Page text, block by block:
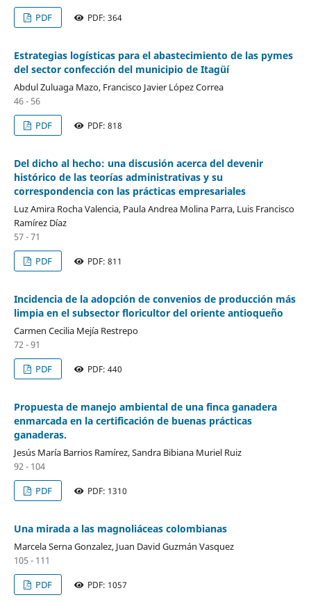
PDF
PDF: 364
Estrategias logísticas para el abastecimiento de las pymes
del sector confección del municipio de Itagüí
Abdul Zuluaga Mazo, Francisco Javier López Correa
46 - 56
PDF
PDF: 818
Del dicho al hecho: una discusión acerca del devenir
histórico de las teorías administrativas y su
correspondencia con las prácticas empresariales
Luz Amira Rocha Valencia, Paula Andrea Molina Parra, Luis Francisco
Ramírez Díaz
57 - 71
PDF
PDF: 811
Incidencia de la adopción de convenios de producción más
limpia en el subsector floricultor del oriente antioqueño
Carmen Cecilia Mejía Restrepo
72 - 91
PDF
PDF: 440
Propuesta de manejo ambiental de una finca ganadera
enmarcada en la certificación de buenas prácticas
ganaderas.
Jesús María Barrios Ramírez, Sandra Bibiana Muriel Ruiz
92 - 104
PDF
PDF: 1310
Una mirada a las magnoliáceas colombianas
Marcela Serna Gonzalez, Juan David Guzmán Vasquez
105 - 111
PDF
PDF: 1057